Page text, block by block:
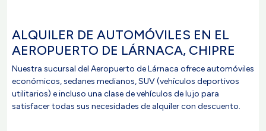
ALQUILER DE AUTOMÓVILES EN EL
AEROPUERTO DE LÁRNACA, CHIPRE
Nuestra sucursal del Aeropuerto de Lárnaca ofrece automóviles
económicos, sedanes medianos, SUV (vehículos deportivos
utilitarios) e incluso una clase de vehículos de lujo para
satisfacer todas sus necesidades de alquiler con descuento.